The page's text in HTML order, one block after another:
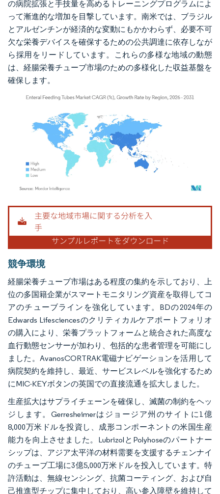
の病院拡張と手技量を高めるトレーニングプログラムによ
って漸進的な増加を目撃しています。南米では、ブラジル
とアルゼンチンが経済的な変動にもかかわらず、必要不可
欠な栄養デバイスを確保するための公共調達に依存しなが
ら採用をリードしています。これらの多様な地域の動態
は、経腸栄養チューブ市場のための多様化した収益基盤を
確保します。
画像 © Mordor Intelligence。再利用にはCC BY 4.0の表示が必要です。
競争環境
経腸栄養チューブ市場はある程度の集約を示しており、上
位の多国籍企業がスマートモニタリング資産を取得してコ
アのチューブラインを強化しています。BDの2024年の
Edwards Lifesciencesのクリティカルケアポートフォリオ
の購入により、栄養プラットフォームと統合された高度な
血行動態センサーが加わり、包括的な患者管理を可能にし
ました。AvanosCORTRAK電磁ナビゲーションを活用して
病院契約を維持し、最近、サービスレベルを強化するため
にMIC-KEYボタンの英国での直接流通を拡大しました。
生産拡大はサプライチェーンを確保し、滅菌の制約をヘッ
ジします。Gerresheimerはジョージア州のサイトに1億
8,000万米ドルを投資し、成形コンポーネントの米国生産
能力を向上させました。LubrizolとPolyhoseのパートナー
シップは、アジア太平洋の材料需要を支援するチェンナイ
のチューブ工場に3億5,000万米ドルを投入しています。特
許活動は、無線センシング、抗菌コーティング、および自
己推進型チップに集中しており、高い参入障壁を維持して